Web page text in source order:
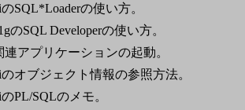
SQL*Loaderの使い方。
のSQL Developerの使い方。
連アプリケーションの起動。
のオブジェクト情報の参照方法。
PL/SQLのメモ。